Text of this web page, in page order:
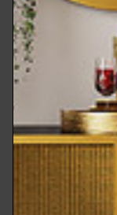
Il design
DESIGN &
di Marta
Waste, l’iniziativa
FuoriSalone
giovani designer,
relative ai temi